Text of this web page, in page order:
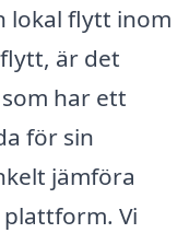
lokal flytt inom
är det
har ett
för sin
jämföra
Vi